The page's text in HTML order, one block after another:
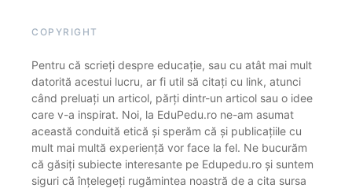
COPYRIGHT
Pentru că scrieți despre educație, sau cu atât mai mult
datorită acestui lucru, ar fi util să citați cu link, atunci
când preluați un articol, părți dintr-un articol sau o idee
care v-a inspirat. Noi, la EduPedu.ro ne-am asumat
această conduită etică și sperăm că și publicațiile cu
mult mai multă experiență vor face la fel. Ne bucurăm
că găsiți subiecte interesante pe Edupedu.ro și suntem
siguri că înțelegeți rugămintea noastră de a cita sursa